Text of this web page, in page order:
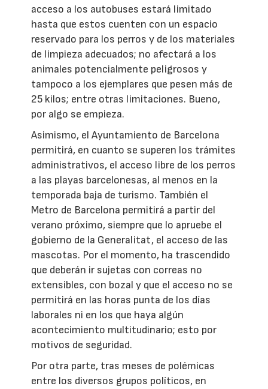
acceso a los autobuses estará limitado
hasta que estos cuenten con un espacio
reservado para los perros y de los materiales
de limpieza adecuados; no afectará a los
animales potencialmente peligrosos y
tampoco a los ejemplares que pesen más de
25 kilos; entre otras limitaciones. Bueno,
por algo se empieza.
Asimismo, el Ayuntamiento de Barcelona
permitirá, en cuanto se superen los trámites
administrativos, el acceso libre de los perros
a las playas barcelonesas, al menos en la
temporada baja de turismo. También el
Metro de Barcelona permitirá a partir del
verano próximo, siempre que lo apruebe el
gobierno de la Generalitat, el acceso de las
mascotas. Por el momento, ha trascendido
que deberán ir sujetas con correas no
extensibles, con bozal y que el acceso no se
permitirá en las horas punta de los días
laborales ni en los que haya algún
acontecimiento multitudinario; esto por
motivos de seguridad.
Por otra parte, tras meses de polémicas
entre los diversos grupos políticos, en